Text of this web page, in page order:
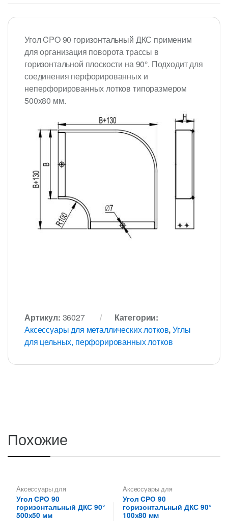
Угол CPO 90 горизонтальный ДКС применим
для организация поворота трассы в
горизонтальной плоскости на 90°. Подходит для
соединения перфорированных и
неперфорированных лотков типоразмером
500х80 мм.
Артикул: 36027
Категории:
Аксессуары для металлических лотков,Углы
для цельных, перфорированных лотков
Похожие
Аксессуары для
металлических лотков
для цельных,
перфорированных лотков
Угол CPO 90
горизонтальный ДКС 90°
500х50 мм
Аксессуары для
металлических лотков
для цельных,
перфорированных лотков
Угол CPO 90
горизонтальный ДКС 90°
100х80 мм